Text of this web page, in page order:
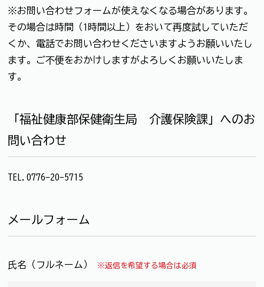
※お問い合わせフォームが使えなくなる場合があります。
その場合は時間（1時間以上）をおいて再度試していただ
くか、電話でお問い合わせくださいますようお願いいたし
ます。ご不便をおかけしますがよろしくお願いいたしま
す。
「福祉健康部保健衛生局 介護保険課」へのお
問い合わせ
TEL.0776-20-5715
メールフォーム
氏名（フルネーム） ※返信を希望する場合は必須